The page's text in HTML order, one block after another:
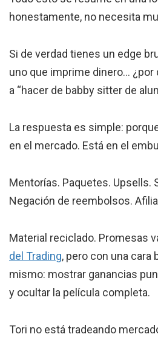
honestamente, no necesita
Si de verdad tienes un edge
uno que imprime dinero… ¿por
a “hacer de babby sitter de
La respuesta es simple:
en el mercado. Está en el
Mentorías. Paquetes. Upsells.
Negación de reembolsos.
Material reciclado. Promesas
del Trading, pero con una cara
mismo: mostrar ganancias
y ocultar la película completa.
Tori no está tradeando